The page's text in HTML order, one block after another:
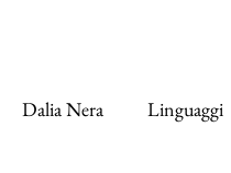
Dalia Nera Linguaggi